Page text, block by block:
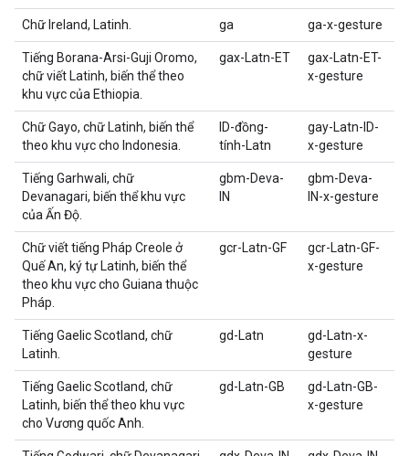
Chữ Ireland, Latinh. ga ga-x-gesture
Tiếng Borana-Arsi-Guji Oromo,
chữ viết Latinh, biến thể theo
khu vực của Ethiopia.
gax-Latn-ET
gax-Latn-ET-
x-gesture
Chữ Gayo, chữ Latinh, biến thể
theo khu vực cho Indonesia.
ID-đồng-
tính-Latn
gay-Latn-ID-
x-gesture
Tiếng Garhwali, chữ
Devanagari, biến thể khu vực
của Ấn Độ.
gbm-Deva-
IN
gbm-Deva-
IN-x-gesture
Chữ viết tiếng Pháp Creole ở
Quế An, ký tự Latinh, biến thể
theo khu vực cho Guiana thuộc
Pháp.
gcr-Latn-GF
gcr-Latn-GF-
x-gesture
Tiếng Gaelic Scotland, chữ
Latinh.
gd-Latn
gd-Latn-x-
gesture
Tiếng Gaelic Scotland, chữ
Latinh, biến thể theo khu vực
cho Vương quốc Anh.
gd-Latn-GB
gd-Latn-GB-
x-gesture